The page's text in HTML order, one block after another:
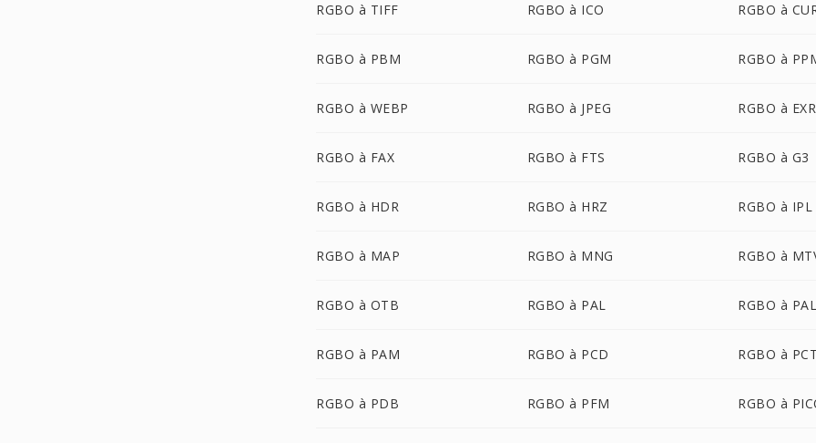
RGBO à TIFF RGBO à ICO RGBO à
RGBO à PBM RGBO à PGM RGBO à
RGBO à WEBP RGBO à JPEG RGBO à EXR
RGBO à FAX RGBO à FTS RGBO à G3
RGBO à HDR RGBO à HRZ RGBO à IPL
RGBO à MAP RGBO à MNG RGBO à
RGBO à OTB RGBO à PAL RGBO à
RGBO à PAM RGBO à PCD RGBO à PCT
RGBO à PDB RGBO à PFM RGBO à